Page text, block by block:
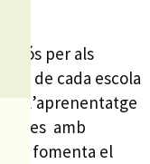
per als
de cada escola
l’aprenentatge
amb
que fomenta el